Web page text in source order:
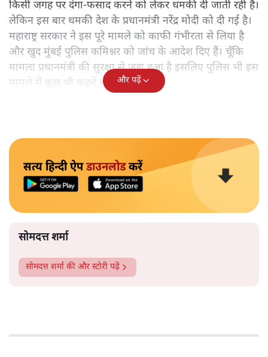
किसी जगह पर दंगा-फसाद करने को लेकर धमकी दी जाती रही है।
लेकिन इस बार धमकी देश के प्रधानमंत्री नरेंद्र मोदी को दी गई है।
महाराष्ट्र सरकार ने इस पूरे मामले को काफी गंभीरता से लिया है
और खुद मुंबई पुलिस कमिश्नर को जांच के आदेश दिए हैं। चूँकि
मामला प्रधानमंत्री की सुरक्षा से जुड़ा हुआ है इसलिए पुलिस भी इस
मामले में कुछ भी कहने से बच रही है।
और पढ़ें
सत्य हिन्दी ऐपडाउनलोडकरें
सोमदत्त शर्मा
सोमदत्त शर्मा की और स्टोरी पढ़ें